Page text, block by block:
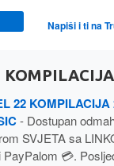
Napiši i ti na
22 KOMPILACIJA
- Dostupan
SVJETA sa
💳.